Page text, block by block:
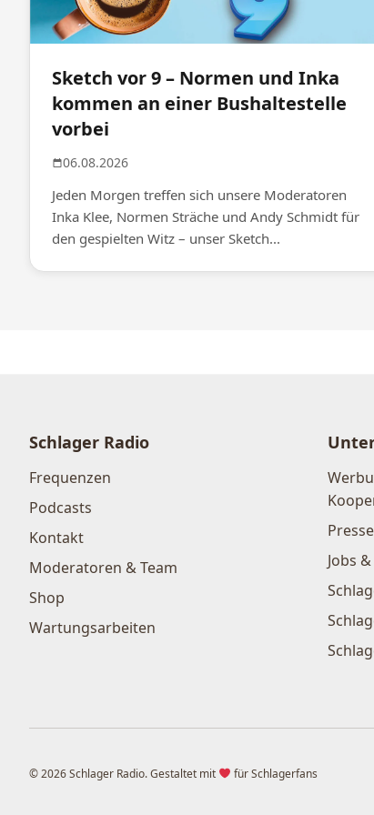
Sketch vor 9 – Normen und Inka
kommen an einer Bushaltestelle
vorbei
06.08.2026
Jeden Morgen treffen sich unsere Moderatoren
Inka Klee, Normen Sträche und Andy Schmidt für
den gespielten Witz – unser Sketch...
Schlager Radio
Frequenzen
Podcasts
Kontakt
Moderatoren & Team
Shop
Wartungsarbeiten
Presse
Jobs
© 2026 Schlager Radio. Gestaltet mit für Schlagerfans